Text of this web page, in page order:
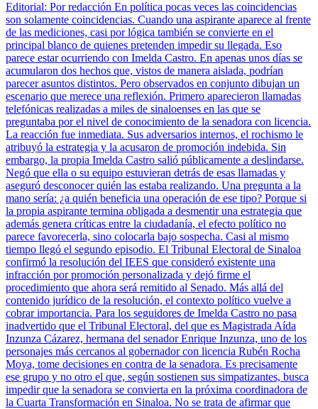
Editorial: Por redacción En política pocas veces las coincidencias
son solamente coincidencias. Cuando una aspirante aparece al frente
de las mediciones, casi por lógica también se convierte en el
principal blanco de quienes pretenden impedir su llegada. Eso
parece estar ocurriendo con Imelda Castro. En apenas unos días se
acumularon dos hechos que, vistos de manera aislada, podrían
parecer asuntos distintos. Pero observados en conjunto dibujan un
escenario que merece una reflexión. Primero aparecieron llamadas
telefónicas realizadas a miles de sinaloenses en las que se
preguntaba por el nivel de conocimiento de la senadora con licencia.
La reacción fue inmediata. Sus adversarios internos, el rochismo le
atribuyó la estrategia y la acusaron de promoción indebida. Sin
embargo, la propia Imelda Castro salió públicamente a deslindarse.
Negó que ella o su equipo estuvieran detrás de esas llamadas y
aseguró desconocer quién las estaba realizando. Una pregunta a la
mano sería: ¿a quién beneficia una operación de ese tipo? Porque si
la propia aspirante termina obligada a desmentir una estrategia que
además genera críticas entre la ciudadanía, el efecto político no
parece favorecerla, sino colocarla bajo sospecha. Casi al mismo
tiempo llegó el segundo episodio. El Tribunal Electoral de Sinaloa
confirmó la resolución del IEES que consideró existente una
infracción por promoción personalizada y dejó firme el
procedimiento que ahora será remitido al Senado. Más allá del
contenido jurídico de la resolución, el contexto político vuelve a
cobrar importancia. Para los seguidores de Imelda Castro no pasa
inadvertido que el Tribunal Electoral, del que es Magistrada Aída
Inzunza Cázarez, hermana del senador Enrique Inzunza, uno de los
personajes más cercanos al gobernador con licencia Rubén Rocha
Moya, tome decisiones en contra de la senadora. Es precisamente
ese grupo y no otro el que, según sostienen sus simpatizantes, busca
impedir que la senadora se convierta en la próxima coordinadora de
la Cuarta Transformación en Sinaloa. No se trata de afirmar que